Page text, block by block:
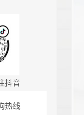
抖音
热线